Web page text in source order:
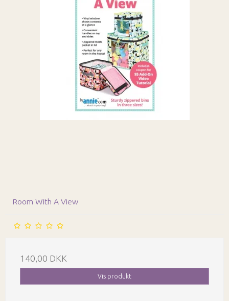
Room With A View
140,00 DKK
Vis produkt